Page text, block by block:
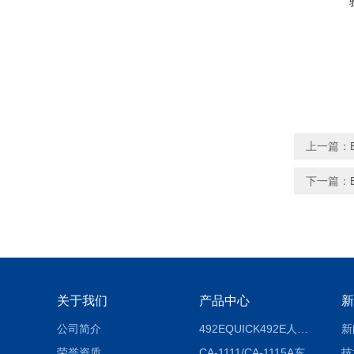
上一篇：
下一篇：
关于我们
公司简介
产品中心